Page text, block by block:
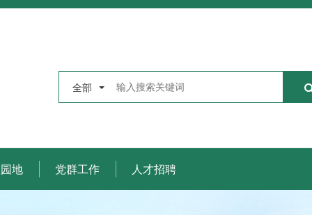
全部
地 党群工作 人才招聘